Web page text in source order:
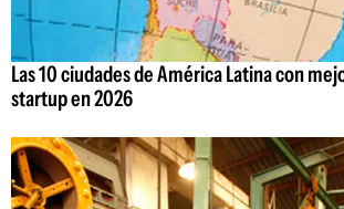
Las 10 ciudades de América Latina con
startup en 2026